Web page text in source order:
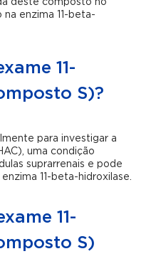
deste composto no
enzima 11-beta-
11-
S)?
para investigar a
uma condição
suprarrenais e pode
11-beta-hidroxilase.
11-
S)